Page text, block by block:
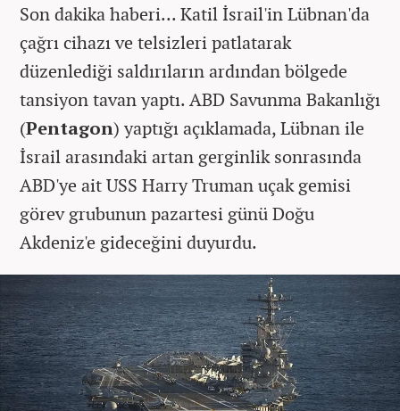
Son dakika haberi...Katil İsrail'in Lübnan'da
çağrı cihazı ve telsizleri patlatarak
düzenlediği saldırıların ardından bölgede
tansiyon tavan yaptı.ABD Savunma Bakanlığı
(Pentagon) yaptığı açıklamada, Lübnan ile
İsrail arasındaki artan gerginlik sonrasında
ABD'ye ait USS Harry Truman uçak gemisi
görev grubunun pazartesi günü Doğu
Akdeniz'e gideceğini duyurdu.